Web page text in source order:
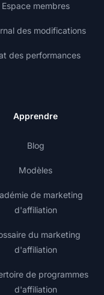
Espace membres
des modifications
des performances
Apprendre
Blog
Modèles
de marketing
d'affiliation
du marketing
d'affiliation
de programmes
d'affiliation